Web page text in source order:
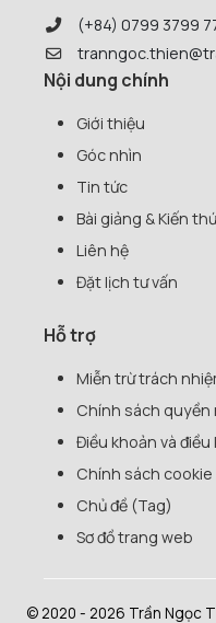
(+84) 0799 3799
Nội dung chính
Giới thiệu
Góc nhìn
Tin tức
Bài giảng & Kiến
Liên hệ
Đặt lịch tư vấn
Hỗ trợ
Miễn trừ trách
Chính sách quyền
Điều khoản và
Chính sách cookie
Chủ đề (Tag)
Sơ đồ trang web
© 2020 - 2026 Trần Ngọc